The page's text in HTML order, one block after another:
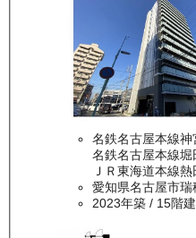
名鉄名古屋本線
名鉄名古屋本線堀
ＪＲ東海道本線
愛知県名古屋市瑞
2023年築/ 15階建